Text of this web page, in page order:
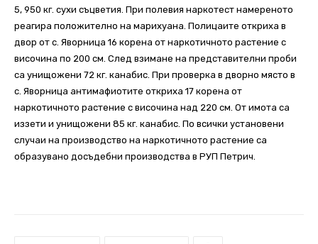
5, 950 кг. сухи съцветия. При полевия наркотест намереното
реагира положително на марихуана. Полицаите откриха в
двор от с. Яворница 16 корена от наркотичното растение с
височина по 200 см. След взимане на представителни проби
са унищожени 72 кг. канабис. При проверка в дворно място в
с. Яворница антимафиотите откриха 17 корена от
наркотичното растение с височина над 220 см. От имота са
иззети и унищожени 85 кг. канабис. По всички установени
случаи на производство на наркотичното растение са
образувано досъдебни производства в РУП Петрич.